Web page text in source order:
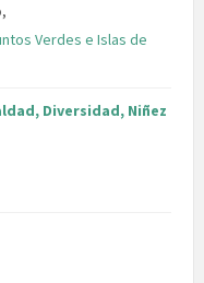
Verdes e Islas de
Diversidad, Niñez